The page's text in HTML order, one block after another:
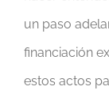
un paso
financiación
estos actos